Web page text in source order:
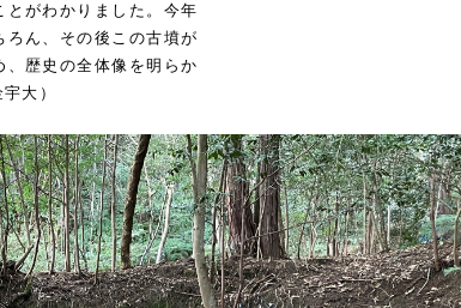
がわかりました。今年
ろん、その後この古墳が
、歴史の全体像を明らか
大）